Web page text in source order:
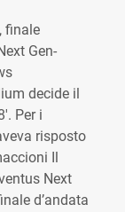
finale
Gen-
decide il
Per i
risposto
Il
Next
d’andata